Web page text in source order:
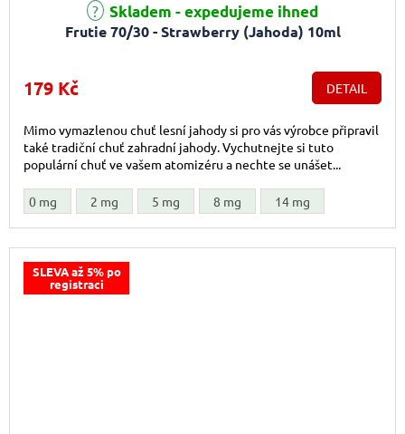
Frutie 70/30 - Strawberry (Jahoda) 10ml
Skladem - expedujeme ihned
179 Kč DETAIL
Mimo vymazlenou chuť lesní jahody si pro vás výrobce připravil
také tradiční chuť zahradní jahody. Vychutnejte si tuto
populární chuť ve vašem atomizéru a nechte se unášet...
0 mg 2 mg 5 mg 8 mg 14 mg
SLEVA až 5% po
registraci